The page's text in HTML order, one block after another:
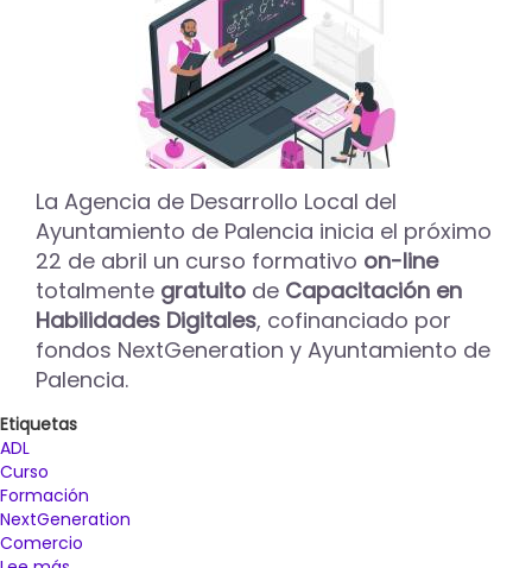
formativas
terapéuticas
adolescentes
entre
los
4
y
los
28
años
La Agencia de Desarrollo Local del
Ayuntamiento de Palencia inicia el próximo
22 de abril un curso formativo on-line
totalmente gratuito de Capacitación en
Habilidades Digitales, cofinanciado por
fondos NextGeneration y Ayuntamiento de
Palencia.
Etiquetas
ADL
Curso
Formación
NextGeneration
Comercio